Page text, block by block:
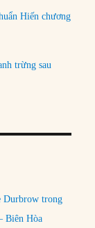
Hiến chương
trừng sau
Durbrow trong
Biên Hòa